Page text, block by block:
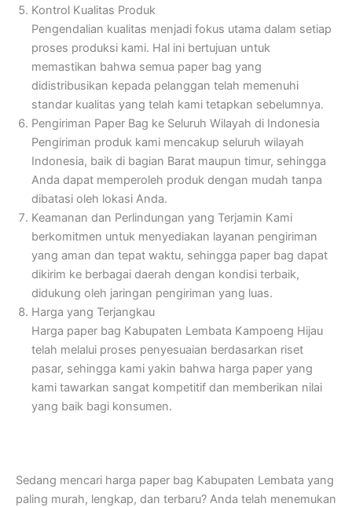
Kontrol Kualitas Produk
Pengendalian kualitas menjadi fokus utama dalam setiap
proses produksi kami. Hal ini bertujuan untuk
memastikan bahwa semua paper bag yang
didistribusikan kepada pelanggan telah memenuhi
standar kualitas yang telah kami tetapkan sebelumnya.
Pengiriman Paper Bag ke Seluruh Wilayah di Indonesia
Pengiriman produk kami mencakup seluruh wilayah
Indonesia, baik di bagian Barat maupun timur, sehingga
Anda dapat memperoleh produk dengan mudah tanpa
dibatasi oleh lokasi Anda.
Keamanan dan Perlindungan yang Terjamin Kami
berkomitmen untuk menyediakan layanan pengiriman
yang aman dan tepat waktu, sehingga paper bag dapat
dikirim ke berbagai daerah dengan kondisi terbaik,
didukung oleh jaringan pengiriman yang luas.
Harga yang Terjangkau
Harga paper bag Kabupaten Lembata Kampoeng Hijau
telah melalui proses penyesuaian berdasarkan riset
pasar, sehingga kami yakin bahwa harga paper yang
kami tawarkan sangat kompetitif dan memberikan nilai
yang baik bagi konsumen.
Sedang mencari harga paper bag Kabupaten Lembata yang
paling murah, lengkap, dan terbaru? Anda telah menemukan